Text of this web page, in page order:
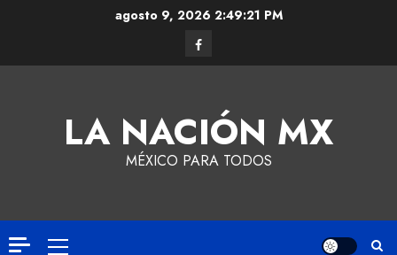
agosto 9, 2026 2:49:22 PM
LA NACIÓN MX
MÉXICO PARA TODOS